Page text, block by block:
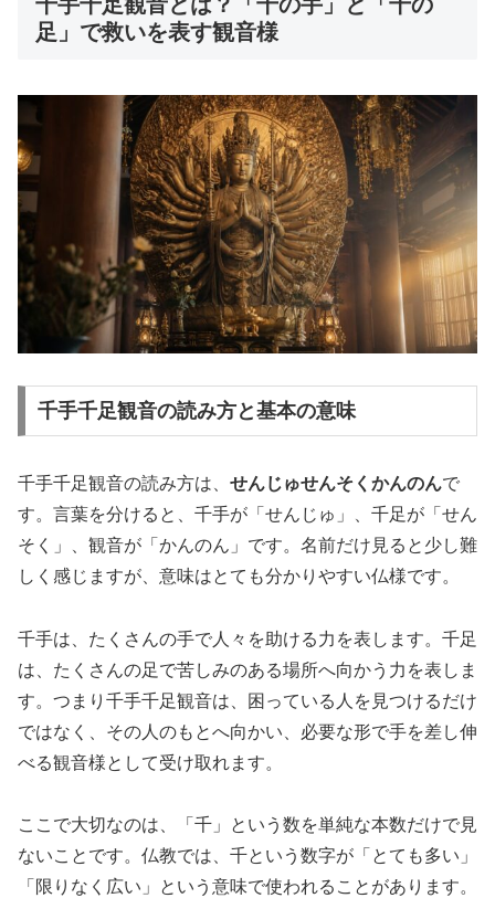
足」で救いを表す観音様
千手千足観音の読み方と基本の意味
千手千足観音の読み方は、 せんじゅせんそくかんのんで
す。言葉を分けると、千手が「せんじゅ」、千足が「せん
そく」、観音が「かんのん」です。名前だけ見ると少し難
しく感じますが、意味はとても分かりやすい仏様です。
千手は、たくさんの手で人々を助ける力を表します。千足
は、たくさんの足で苦しみのある場所へ向かう力を表しま
す。つまり千手千足観音は、困っている人を見つけるだけ
ではなく、その人のもとへ向かい、必要な形で手を差し伸
べる観音様として受け取れます。
ここで大切なのは、「千」という数を単純な本数だけで見
ないことです。仏教では、千という数字が「とても多い」
「限りなく広い」という意味で使われることがあります。